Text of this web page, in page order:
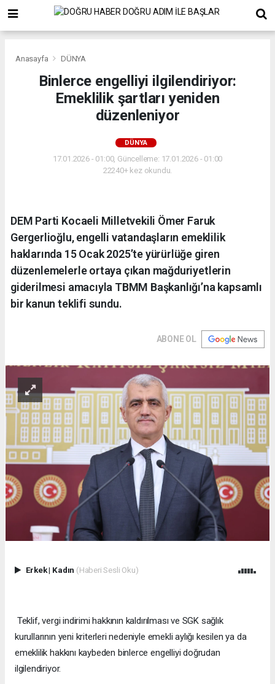
Anasayfa DÜNYA
Binlerce engelliyi ilgilendiriyor:
Emeklilik şartları yeniden
düzenleniyor
DÜNYA
17.01.2026 - 01:00, Güncelleme: 17.01.2026 - 01:00
22240+ kez okundu.
DEM Parti Kocaeli Milletvekili Ömer Faruk
Gergerlioğlu, engelli vatandaşların emeklilik
haklarında 15 Ocak 2025’te yürürlüğe giren
düzenlemelerle ortaya çıkan mağduriyetlerin
giderilmesi amacıyla TBMM Başkanlığı’na kapsamlı
bir kanun teklifi sundu.
ABONE OL
Erkek| Kadın (Haberi Sesli Oku)
Teklif, vergi indirimi hakkının kaldırılması ve SGK sağlık
kurullarının yeni kriterleri nedeniyle emekli aylığı kesilen ya da
emeklilik hakkını kaybeden binlerce engelliyi doğrudan
ilgilendiriyor.